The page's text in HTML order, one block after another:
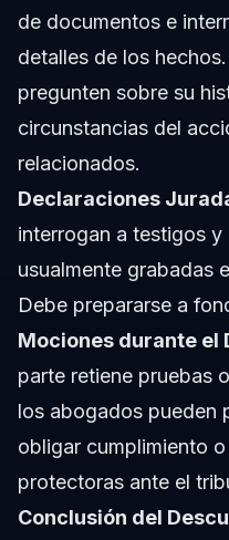
de documentos e
detalles de los
pregunten sobre su
circunstancias del
relacionados.
Declaraciones
interrogan a testigos
usualmente grabadas
Debe prepararse a
Mociones durante el
parte retiene pruebas
los abogados pueden
obligar cumplimiento
protectoras ante el
Conclusión del